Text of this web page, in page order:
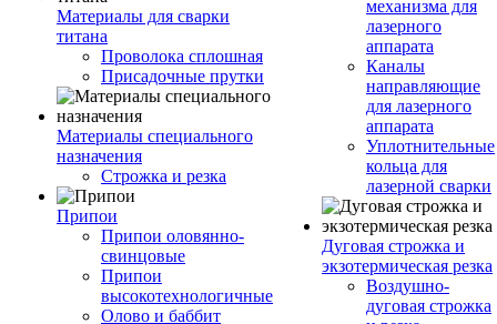
Материалы для сварки
титана
Проволока сплошная
Присадочные прутки
Материалы специального
назначения
Строжка и резка
Припои
Припои оловянно-
свинцовые
Припои
высокотехнологичные
Олово и баббит
механизма для
лазерного
аппарата
Каналы
направляющие
для лазерного
аппарата
Уплотнительные
кольца для
лазерной сварки
Дуговая строжка и
экзотермическая резка
Воздушно-
дуговая строжка